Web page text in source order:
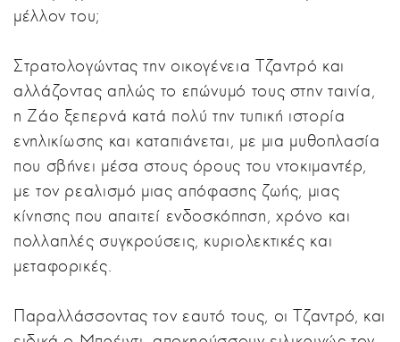
μέλλον του;
Στρατολογώντας την οικογένεια Τζαντρό και
αλλάζοντας απλώς το επώνυμό τους στην ταινία,
η Ζάο ξεπερνά κατά πολύ την τυπική ιστορία
ενηλικίωσης και καταπιάνεται, με μια μυθοπλασία
που σβήνει μέσα στους όρους του ντοκιμαντέρ,
με τον ρεαλισμό μιας απόφασης ζωής, μιας
κίνησης που απαιτεί ενδοσκόπηση, χρόνο και
πολλαπλές συγκρούσεις, κυριολεκτικές και
μεταφορικές.
Παραλλάσσοντας τον εαυτό τους, οι Τζαντρό, και